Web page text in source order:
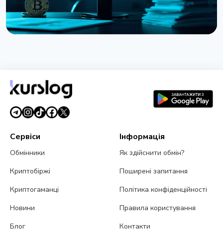
31 липня 2026 р.5 хв читання
Сервіси
Обмінники
Криптобіржі
Криптогаманці
Новини
Блог
Інформація
Як здійснити обмін?
Поширені запитання
Політика конфіденційності
Правила користування
Контакти